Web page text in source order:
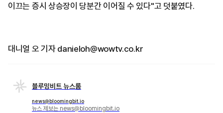
이끄는 증시 상승장이 당분간 이어질 수 있다"고 덧붙였다.
대니얼 오 기자 danieloh@wowtv.co.kr
블루밍비트 뉴스룸
news@bloomingbit.io
뉴스 제보는 news@bloomingbit.io